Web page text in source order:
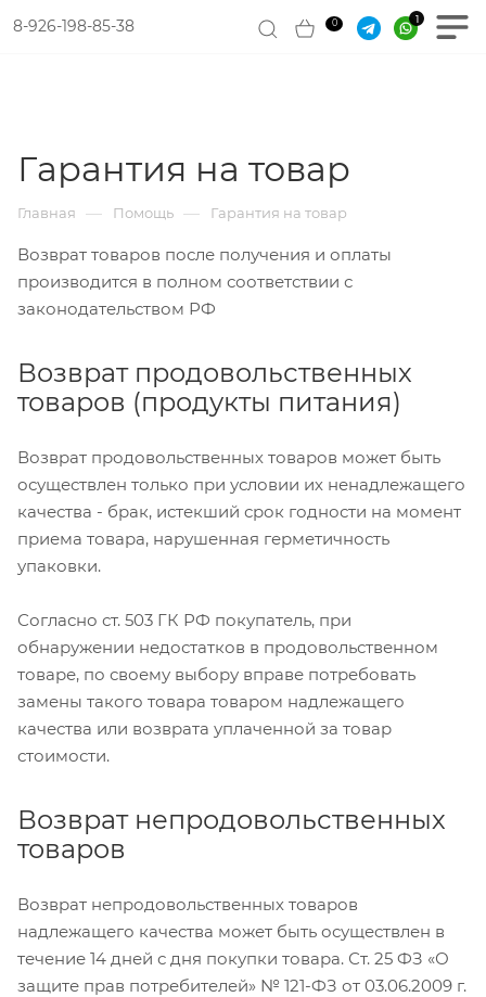
8-926-198-85-38 0
Гарантия на товар
Главная — Помощь — Гарантия на товар
Возврат товаров после получения и оплаты
производится в полном соответствии с
законодательством РФ
Возврат продовольственных
товаров (продукты питания)
Возврат продовольственных товаров может быть
осуществлен только при условии их ненадлежащего
качества - брак, истекший срок годности на момент
приема товара, нарушенная герметичность
упаковки.
Согласно ст. 503 ГК РФ покупатель, при
обнаружении недостатков в продовольственном
товаре, по своему выбору вправе потребовать
замены такого товара товаром надлежащего
качества или возврата уплаченной за товар
стоимости.
Возврат непродовольственных
товаров
Возврат непродовольственных товаров
надлежащего качества может быть осуществлен в
течение 14 дней с дня покупки товара. Ст. 25 ФЗ «О
защите прав потребителей» № 121-ФЗ от 03.06.2009 г.